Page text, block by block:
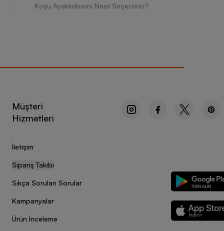
Koşu Ayakkabısını Nasıl Seçersiniz?
Müşteri
Hizmetleri
İletişim
Sipariş Takibi
Sıkça Sorulan Sorular
Kampanyalar
Ürün İnceleme